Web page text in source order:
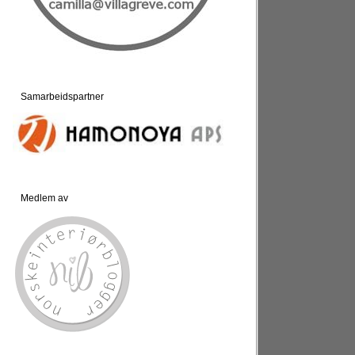
Samarbeidspartner
Medlem av